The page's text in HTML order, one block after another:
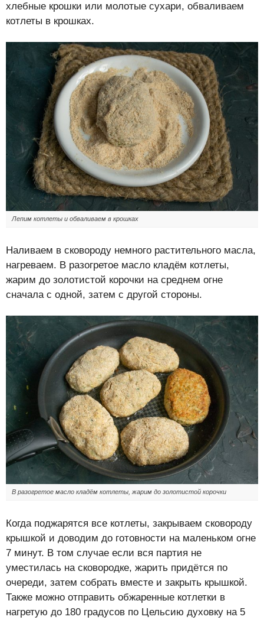
хлебные крошки или молотые сухари, обваливаем
котлеты в крошках.
Лепим котлеты и обваливаем в крошках
Наливаем в сковороду немного растительного масла,
нагреваем. В разогретое масло кладём котлеты,
жарим до золотистой корочки на среднем огне
сначала с одной, затем с другой стороны.
В разогретое масло кладём котлеты, жарим до золотистой корочки
Когда поджарятся все котлеты, закрываем сковороду
крышкой и доводим до готовности на маленьком огне
7 минут. В том случае если вся партия не
уместилась на сковородке, жарить придётся по
очереди, затем собрать вместе и закрыть крышкой.
Также можно отправить обжаренные котлетки в
нагретую до 180 градусов по Цельсию духовку на 5